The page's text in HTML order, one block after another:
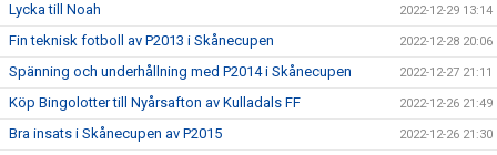
Lycka till Noah 2022-12-29 13:14
Fin teknisk fotboll av P2013 i Skånecupen 2022-12-28 20:06
Spänning och underhållning med P2014 i Skånecupen 2022-12-27 21:11
Köp Bingolotter till Nyårsafton av Kulladals FF 2022-12-26 21:49
Bra insats i Skånecupen av P2015 2022-12-26 21:30